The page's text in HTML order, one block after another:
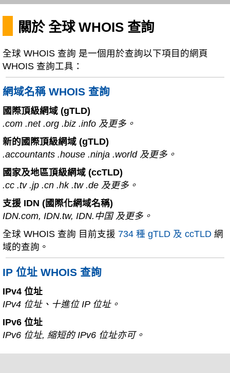
關於 全球 WHOIS 查詢
全球 WHOIS 查詢 是一個用於查詢以下項目的網頁
WHOIS 查詢工具：
網域名稱 WHOIS 查詢
國際頂級網域 (gTLD)
.com .net .org .biz .info 及更多。
新的國際頂級網域 (gTLD)
.accountants .house .ninja .world 及更多。
國家及地區頂級網域 (ccTLD)
.cc .tv .jp .cn .hk .tw .de 及更多。
支援 IDN (國際化網域名稱)
IDN.com, IDN.tw, IDN.中国 及更多。
全球 WHOIS 查詢 目前支援 734 種 gTLD 及 ccTLD 網
域的查詢。
IP 位址 WHOIS 查詢
IPv4 位址
IPv4 位址、十進位 IP 位址。
IPv6 位址
IPv6 位址, 縮短的 IPv6 位址亦可。